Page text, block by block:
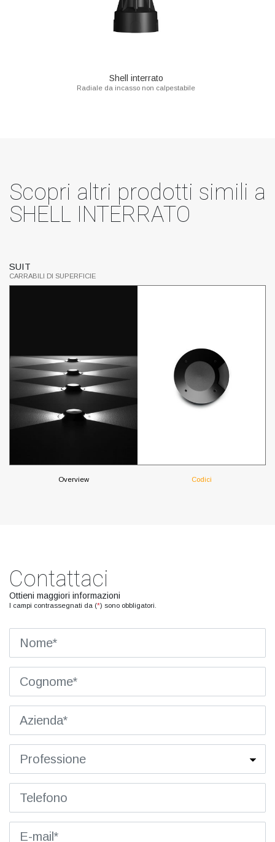
Shell interrato
Radiale da incasso non calpestabile
Scopri altri prodotti simili a
SHELL INTERRATO
SUIT
CARRABILI DI SUPERFICIE
Overview Codici
Contattaci
Ottieni maggiori informazioni
I campi contrassegnati da (*) sono obbligatori.